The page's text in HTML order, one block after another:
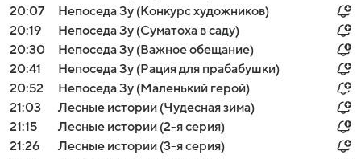
20:07
Непоседа Зу (Конкурс художников)
20:19
Непоседа Зу (Суматоха в саду)
20:30
Непоседа Зу (Важное обещание)
20:41
Непоседа Зу (Рация для прабабушки)
20:52
Непоседа Зу (Маленький герой)
21:03
Лесные истории (Чудесная зима)
21:15
Лесные истории (2-я серия)
21:26
Лесные истории (3-я серия)